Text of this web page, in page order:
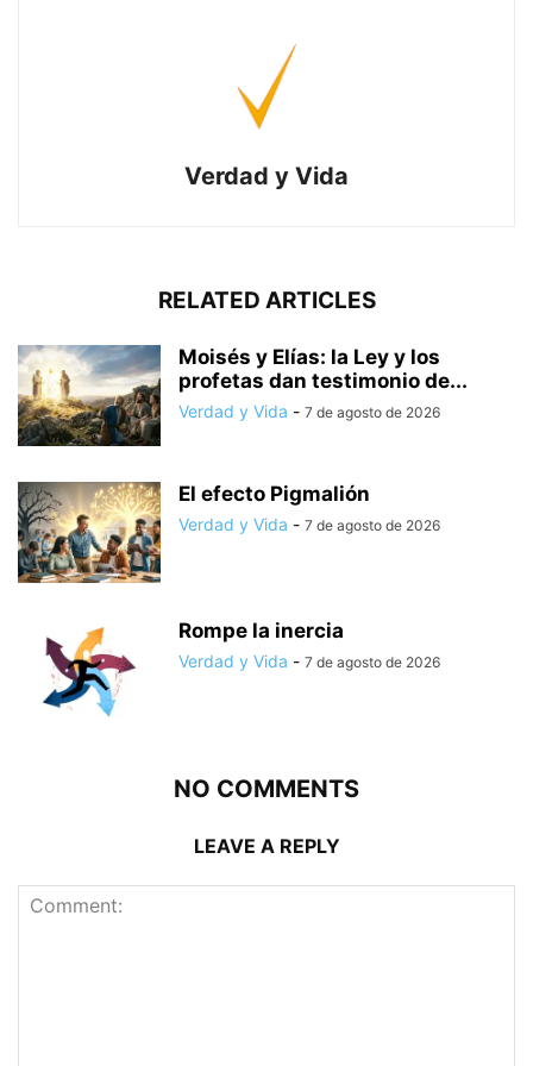
Verdad y Vida
RELATED ARTICLES
Moisés y Elías: la Ley y los
profetas dan testimonio de...
Verdad y Vida - 7 de agosto de 2026
El efecto Pigmalión
Verdad y Vida - 7 de agosto de 2026
Rompe la inercia
Verdad y Vida - 7 de agosto de 2026
NO COMMENTS
LEAVE A REPLY